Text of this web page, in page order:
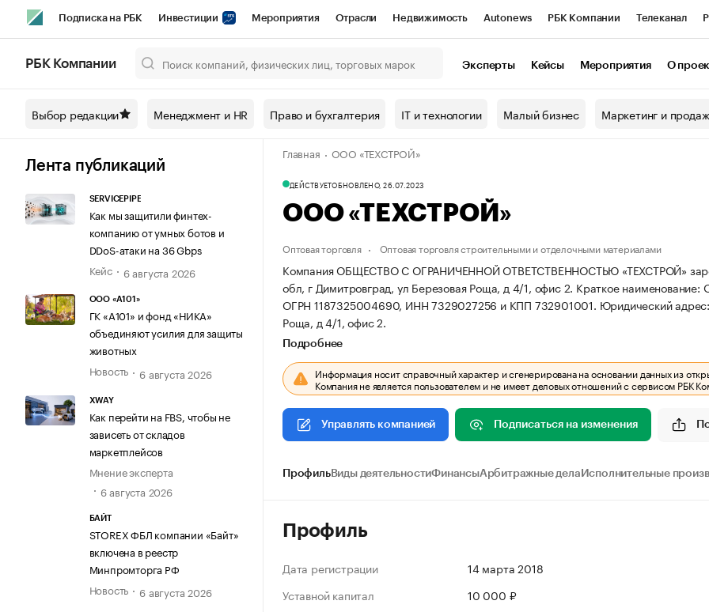
Подписка на РБК Инвестиции Мероприятия Отрасли Недвижимость Autonews РБК Компании Телеканал
Спецпроекты СПб Конференции СПб Спецпроекты Проверка контрагентов
Технологии и медиа Рынок наличной валюты
РБК Компании Эксперты Кейсы Мероприятия О
Выбор редакции Менеджмент и HR Право и бухгалтерия IT и технологии Малый бизнес Маркетинг и
Лента публикаций
SERVICEPIPE
Как мы защитили финтех-
компанию от умных ботов и
DDoS-атаки на 36 Gbps
Кейс
6 августа 2026
ООО «А101»
ГК «А101» и фонд «НИКА»
объединяют усилия для защиты
животных
Новость
6 августа 2026
XWAY
Как перейти на FBS, чтобы не
зависеть от складов
маркетплейсов
Мнение эксперта
6 августа 2026
БАЙТ
STOREX ФБЛ компании «Байт»
включена в реестр
Минпромторга РФ
Новость
6 августа 2026
Главная ООО «ТЕХСТРОЙ»
ДЕЙСТВУЕТОБНОВЛЕНО, 26.07.2023
ООО «ТЕХСТРОЙ»
Оптовая торговля Оптовая торговля строительными и отделочными материалами
Компания ОБЩЕСТВО С ОГРАНИЧЕННОЙ ОТВЕТСТВЕННОСТЬЮ «ТЕХСТРОЙ»
обл, г Димитровград, ул Березовая Роща, д 4/1, офис 2. Краткое
ОГРН 1187325004690, ИНН 7329027256 и КПП 732901001. Юридический
Роща, д 4/1, офис 2.
Подробнее
Информация носит справочный характер и сгенерирована на основании данных из
Компания не является пользователем и не имеет деловых отношений с сервисом РБК
Управлять компанией Подписаться на изменения
ПрофильВиды деятельностиФинансыАрбитражные дела Исполнительные
Профиль
Дата регистрации
14 марта 2018
Уставной капитал
10 000 ₽